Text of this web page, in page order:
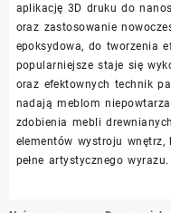
aplikację 3D druku do
oraz zastosowanie
epoksydowa, do tworzenia
popularniejsze staje się
oraz efektownych technik
nadają meblom
zdobienia mebli
elementów wystroju
pełne artystycznego wyrazu.